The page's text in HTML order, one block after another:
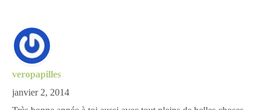
veropapilles
janvier 2, 2014